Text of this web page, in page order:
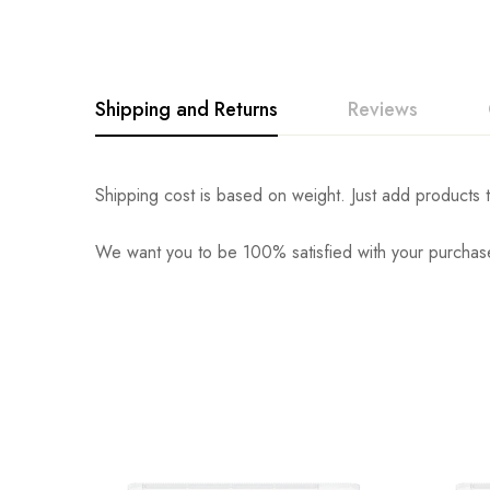
Shipping and Returns Reviews
Shipping cost is based on weight. Just add
We want you to be 100% satisfied with your